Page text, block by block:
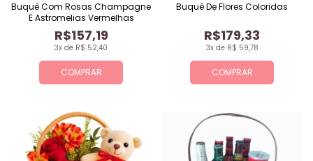
COMPRAR
3x de R$ 52,40
R$157,19
Buquê Com Rosas Champagne
E Astromelias Vermelhas
COMPRAR
3x de R$ 59,78
R$179,33
Buquê De Flores Coloridas